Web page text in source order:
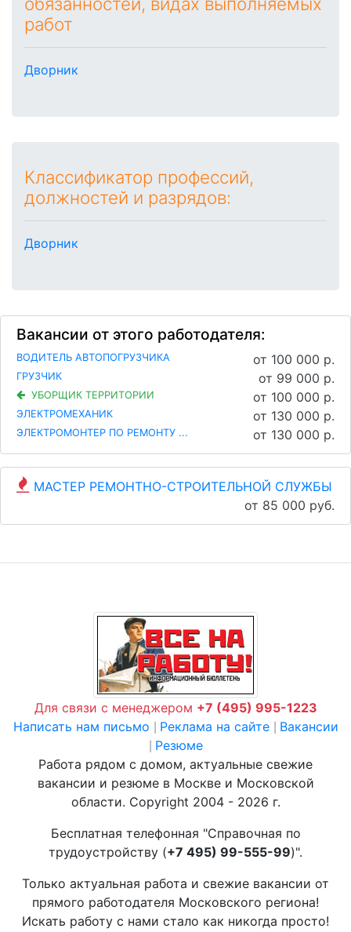
работ
Дворник
Классификатор профессий,
должностей и разрядов:
Дворник
Вакансии от этого работодателя:
ВОДИТЕЛЬ АВТОПОГРУЗЧИКА от 100 000 р.
ГРУЗЧИК от 99 000 р.
УБОРЩИК ТЕРРИТОРИИ от 100 000 р.
ЭЛЕКТРОМЕХАНИК от 130 000 р.
ЭЛЕКТРОМОНТЕР ПО РЕМОНТУ ... от 130 000 р.
МАСТЕР РЕМОНТНО-СТРОИТЕЛЬНОЙ СЛУЖБЫ
от 85 000 руб.
Для связи с менеджером +7 (495) 995-1223
Написать нам письмо
Реклама на сайте Вакансии
Резюме
Работа рядом с домом, актуальные свежие
вакансии и резюме в Москве и Московской
области. Copyright 2004 - 2026 г.
Бесплатная телефонная "Справочная по
трудоустройству (+7 495) 99-555-99)".
Только актуальная работа и свежие вакансии от
прямого работодателя Московского региона!
Искать работу с нами стало как никогда просто!